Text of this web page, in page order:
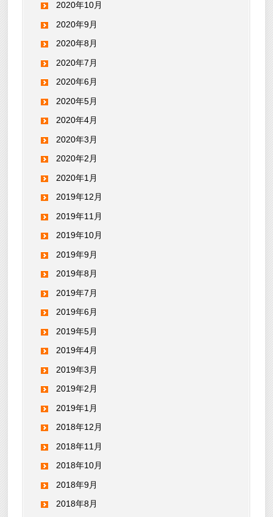
2020年10月
2020年9月
2020年8月
2020年7月
2020年6月
2020年5月
2020年4月
2020年3月
2020年2月
2020年1月
2019年12月
2019年11月
2019年10月
2019年9月
2019年8月
2019年7月
2019年6月
2019年5月
2019年4月
2019年3月
2019年2月
2019年1月
2018年12月
2018年11月
2018年10月
2018年9月
2018年8月